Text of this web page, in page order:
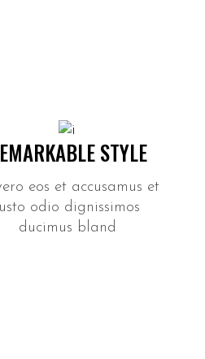
STYLE
eos et accusamus et
odio dignissimos
ducimus bland